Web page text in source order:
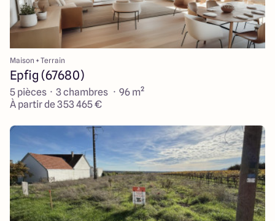
Maison + Terrain
Epfig (67680)
5 pièces · 3 chambres · 96 m²
À partir de 353 465 €